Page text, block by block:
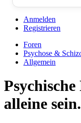
Anmelden
Registrieren
Foren
Psychose &
Allgemein
alleine